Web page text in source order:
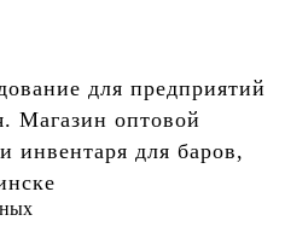
для предприятий
Магазин оптовой
инвентаря для баров,